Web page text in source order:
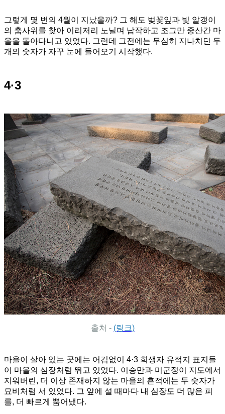
그렇게 몇 번의 4월이 지났을까? 그 해도 벚꽃잎과 빛 알갱이
의 춤사위를 찾아 이리저리 노닐며 납작하고 조그만 중산간 마
을을 돌아다니고 있었다. 그런데 그전에는 무심히 지나치던 두
개의 숫자가 자꾸 눈에 들어오기 시작했다.
4·3
출처 - (링크)
마을이 살아 있는 곳에는 어김없이 4·3 희생자 유적지 표지들
이 마을의 심장처럼 뛰고 있었다. 이승만과 미군정이 지도에서
지워버린, 더 이상 존재하지 않는 마을의 흔적에는 두 숫자가
묘비처럼 서 있었다. 그 앞에 설 때마다 내 심장도 더 많은 피
를, 더 빠르게 뿜어냈다.